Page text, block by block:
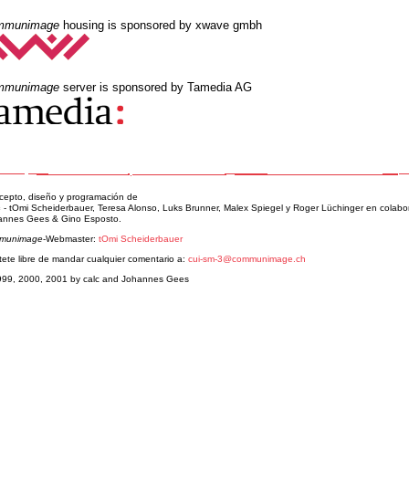
housing is sponsored by xwave gmbh
server is sponsored by Tamedia AG
diseño y programación de
- tOmi Scheiderbauer, Teresa Alonso, Luks Brunner, Malex Spiegel y Roger Lüchinger en
Gees & Gino Esposto.
-Webmaster: tOmi Scheiderbauer
libre de mandar cualquier comentario a: cui-sm-3@communimage.ch
2000, 2001 by calc and Johannes Gees